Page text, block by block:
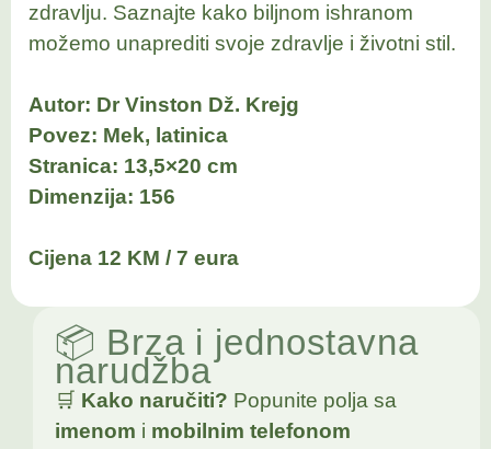
zdravlju. Saznajte kako biljnom ishranom
možemo unaprediti svoje zdravlje i životni stil.
Autor: Dr Vinston Dž. Krejg
Povez: Mek, latinica
Stranica: 13,5×20 cm
Dimenzija: 156
Cijena 12 KM / 7 eura
📦 Brza i jednostavna
narudžba
🛒 Kako naručiti? Popunite polja sa
imenom i mobilnim telefonom